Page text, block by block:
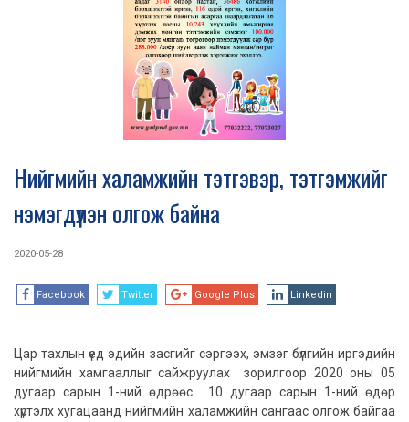
Нийгмийн халамжийн тэтгэвэр, тэтгэмжийг
нэмэгдүүлэн олгож байна
2020-05-28
Facebook Twitter Google Plus Linkedin
Цар тахлын үед эдийн засгийг сэргээх, эмзэг бүлгийн иргэдийн
нийгмийн хамгааллыг сайжруулах зорилгоор 2020 оны 05
дугаар сарын 1-ний өдрөөс 10 дугаар сарын 1-ний өдөр
хүртэлх хугацаанд нийгмийн халамжийн сангаас олгож байгаа